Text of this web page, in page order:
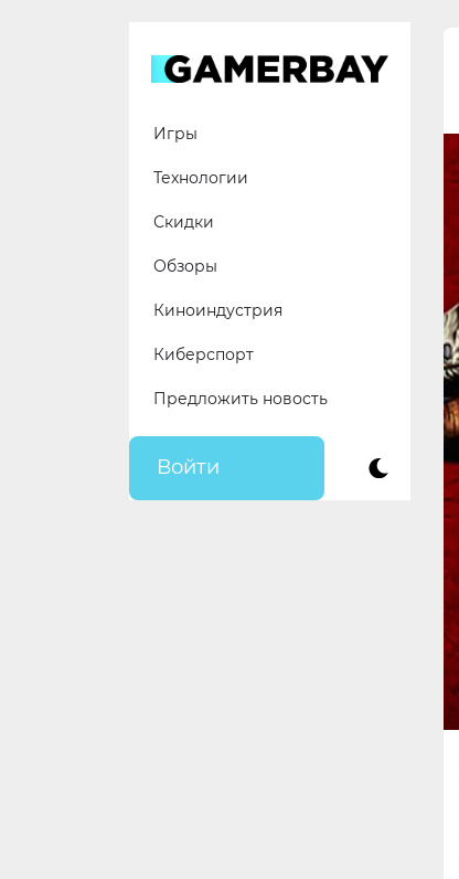
Игры
Технологии
Скидки
Обзоры
Киноиндустрия
Киберспорт
Предложить новость
Войти